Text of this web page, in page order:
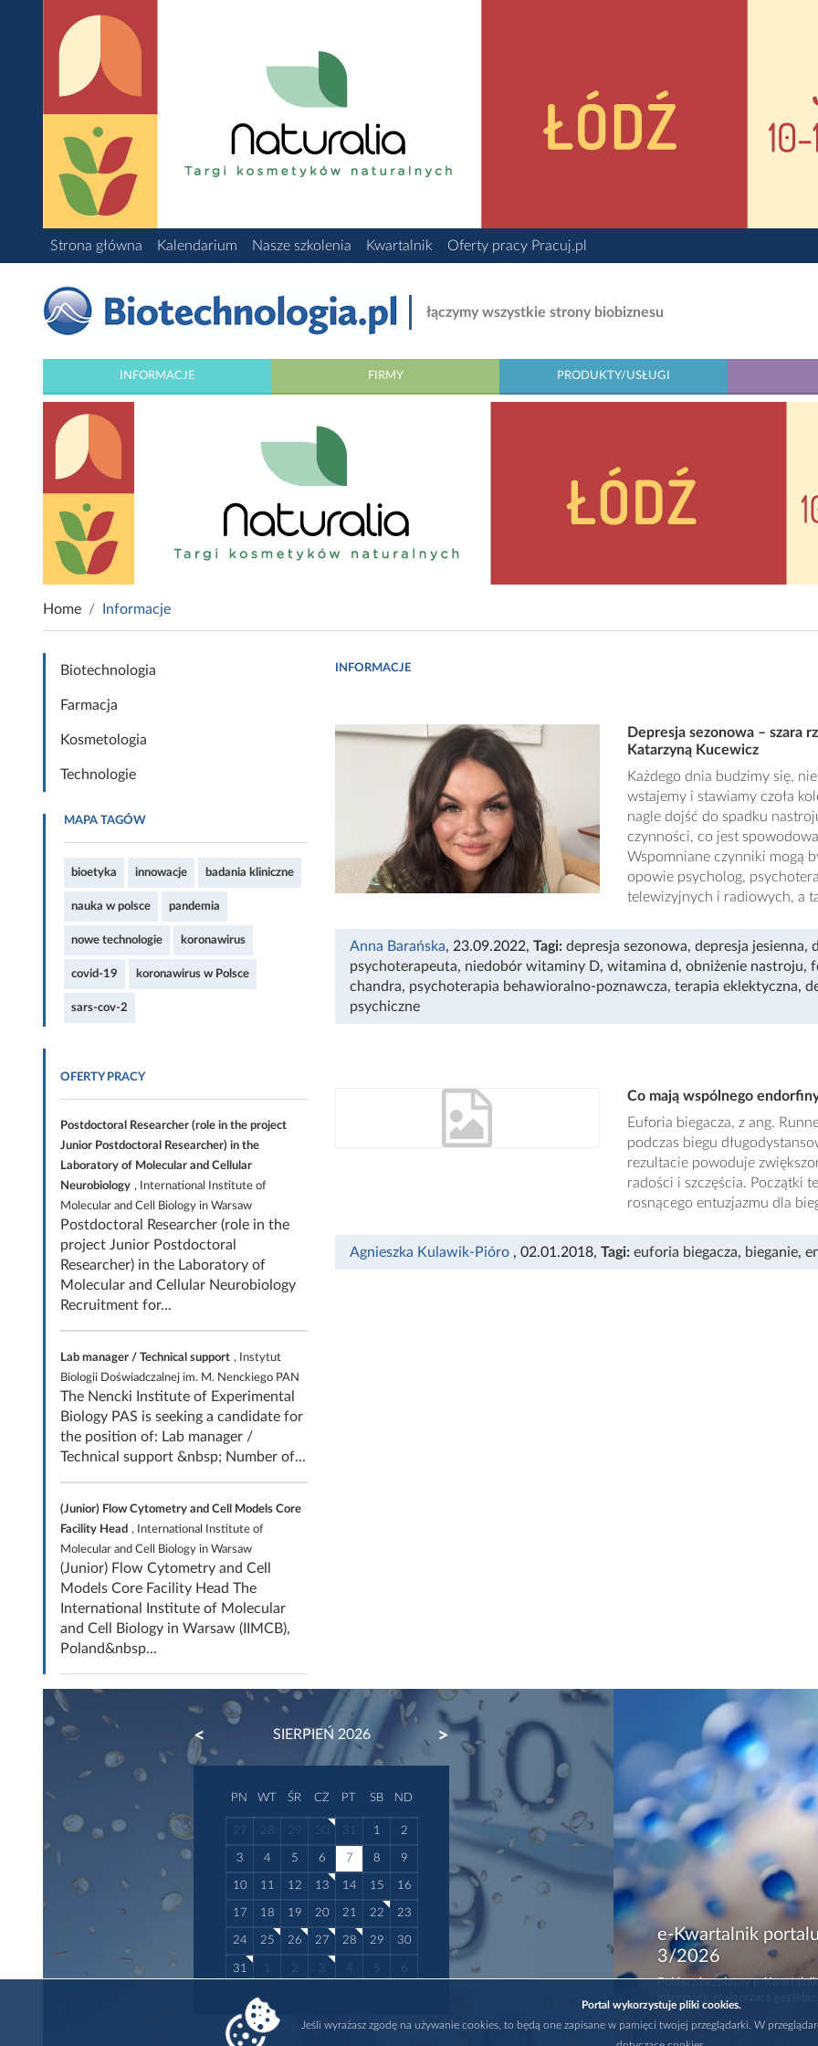
Strona główna Kalendarium Nasze szkolenia Kwartalnik Oferty pracy Pracuj.pl
łączymy wszystkie strony biobiznesu
INFORMACJE FIRMY PRODUKTY/USŁUGI
Home Informacje
Biotechnologia
Farmacja
Kosmetologia
Technologie
MAPA TAGÓW
bioetyka innowacje badania kliniczne
nauka w polsce pandemia
nowe technologie koronawirus
covid-19 koronawirus w Polsce
sars-cov-2
OFERTY PRACY
Postdoctoral Researcher (role in the project
Junior Postdoctoral Researcher) in the
Laboratory of Molecular and Cellular
Neurobiology , International Institute of
Molecular and Cell Biology in Warsaw
Postdoctoral Researcher (role in the
project Junior Postdoctoral
Researcher) in the Laboratory of
Molecular and Cellular Neurobiology
Recruitment for...
Lab manager / Technical support , Instytut
Biologii Doświadczalnej im. M. Nenckiego PAN
The Nencki Institute of Experimental
Biology PAS is seeking a candidate for
the position of: Lab manager /
Technical support &nbsp; Number of...
(Junior) Flow Cytometry and Cell Models Core
Facility Head , International Institute of
Molecular and Cell Biology in Warsaw
(Junior) Flow Cytometry and Cell
Models Core Facility Head The
International Institute of Molecular
and Cell Biology in Warsaw (IIMCB),
Poland&nbsp...
INFORMACJE
Depresja sezonowa – szara
Katarzyną Kucewicz
Każdego dnia budzimy się,
wstajemy i stawiamy czoła
nagle dojść do spadku
czynności, co jest
Wspomniane czynniki mogą
opowie psycholog,
telewizyjnych i radiowych, a
Anna Barańska, 23.09.2022, Tagi: depresja sezonowa, depresja jesienna,
psychoterapeuta, niedobór witaminy D, witamina d, obniżenie nastroju,
chandra, psychoterapia behawioralno-poznawcza, terapia eklektyczna,
psychiczne
Co mają wspólnego
Euforia biegacza, z ang.
podczas biegu
rezultacie powoduje
radości i szczęścia. Początki
rosnącego entuzjazmu dla
Agnieszka Kulawik-Pióro , 02.01.2018, Tagi: euforia biegacza, bieganie,
SIERPIEŃ 2026
PREVIOUS NEXT
PN WT ŚR CZ PT SB ND
27 28 29 30 31 1 2
3 4 5 6 7 8 9
10 11 12 13 14 15 16
17 18 19 20 21 22 23
24 25 26 27 28 29 30
31 1 2 3 4 5 6
e-Kwartalnik
3/2026
Pobierz bezpłatny e-
informacji:
Portal wykorzystuje pliki cookies.
Jeśli wyrażasz zgodę na używanie cookies, to będą one zapisane w pamięci twojej przeglądarki. W